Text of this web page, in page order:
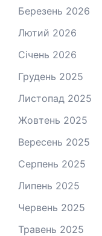
Березень 2026
Лютий 2026
Січень 2026
Грудень 2025
Листопад 2025
Жовтень 2025
Вересень 2025
Серпень 2025
Липень 2025
Червень 2025
Травень 2025